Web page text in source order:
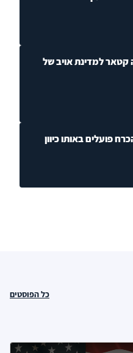
למדינת אויב של
פועלים באותו כיוון
כל הפוסטים